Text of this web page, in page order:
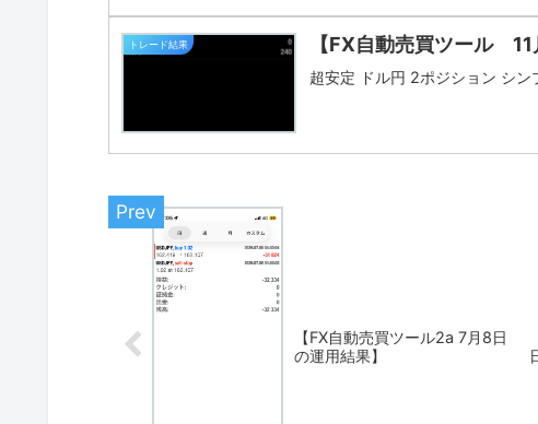
トレード結果 【FX自動売買ツール 11
超安定 ドル円 2ポジション シ
【FX自動売買ツール2a 7月8日
の運用結果】